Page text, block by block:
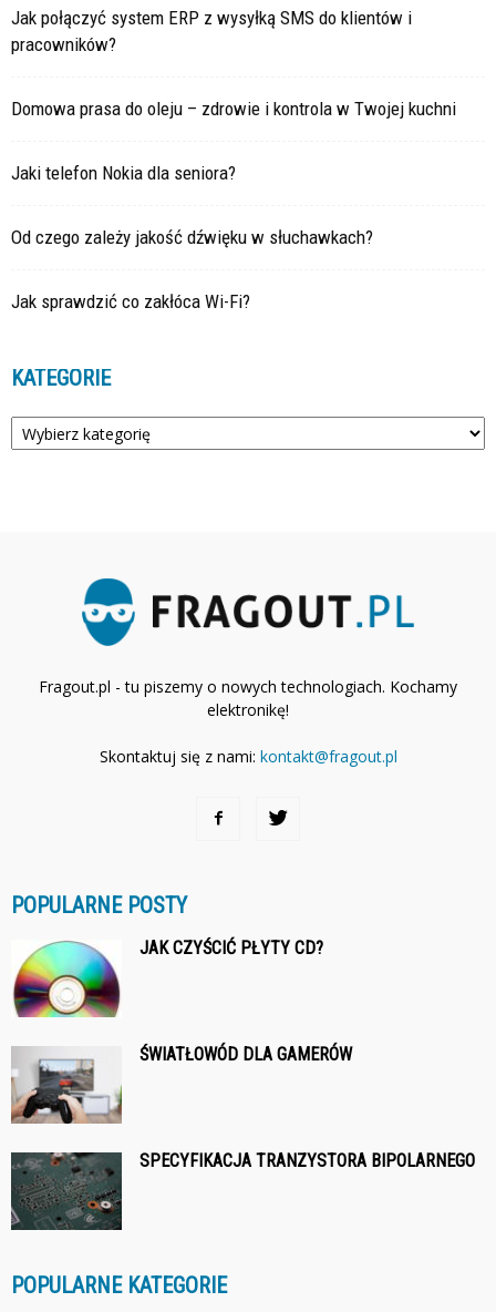
Jak połączyć system ERP z wysyłką SMS do klientów i
pracowników?
Domowa prasa do oleju – zdrowie i kontrola w Twojej kuchni
Jaki telefon Nokia dla seniora?
Od czego zależy jakość dźwięku w słuchawkach?
Jak sprawdzić co zakłóca Wi-Fi?
KATEGORIE
Kategorie
Fragout.pl - tu piszemy o nowych technologiach. Kochamy
elektronikę!
Skontaktuj się z nami: kontakt@fragout.pl
POPULARNE POSTY
JAK CZYŚCIĆ PŁYTY CD?
ŚWIATŁOWÓD DLA GAMERÓW
SPECYFIKACJA TRANZYSTORA BIPOLARNEGO
POPULARNE KATEGORIE